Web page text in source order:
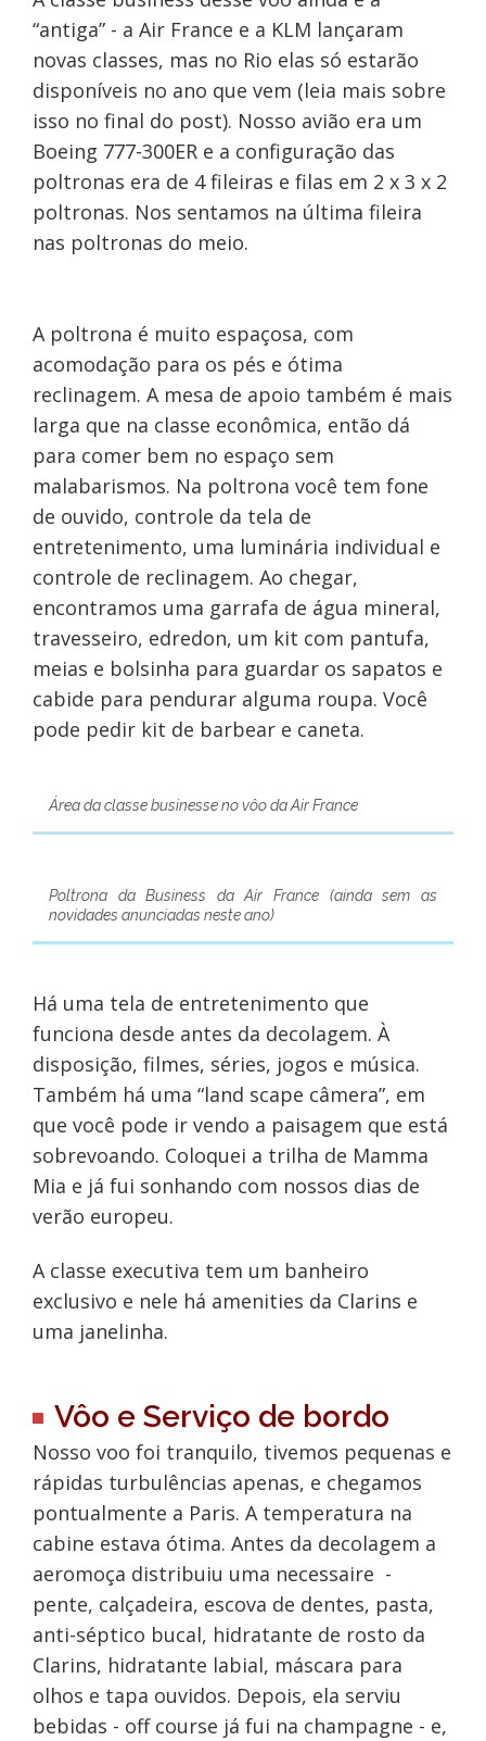
“antiga” - a Air France e a KLM lançaram
novas classes, mas no Rio elas só estarão
disponíveis no ano que vem (leia mais sobre
isso no final do post). Nosso avião era um
Boeing 777-300ER e a configuração das
poltronas era de 4 fileiras e filas em 2 x 3 x 2
poltronas. Nos sentamos na última fileira
nas poltronas do meio.
A poltrona é muito espaçosa, com
acomodação para os pés e ótima
reclinagem. A mesa de apoio também é mais
larga que na classe econômica, então dá
para comer bem no espaço sem
malabarismos. Na poltrona você tem fone
de ouvido, controle da tela de
entretenimento, uma luminária individual e
controle de reclinagem. Ao chegar,
encontramos uma garrafa de água mineral,
travesseiro, edredon, um kit com pantufa,
meias e bolsinha para guardar os sapatos e
cabide para pendurar alguma roupa. Você
pode pedir kit de barbear e caneta.
Área da classe businesse no vôo da Air France
Poltrona da Business da Air France (ainda sem as
novidades anunciadas neste ano)
Há uma tela de entretenimento que
funciona desde antes da decolagem. À
disposição, filmes, séries, jogos e música.
Também há uma “land scape câmera”, em
que você pode ir vendo a paisagem que está
sobrevoando. Coloquei a trilha de Mamma
Mia e já fui sonhando com nossos dias de
verão europeu.
A classe executiva tem um banheiro
exclusivo e nele há amenities da Clarins e
uma janelinha.
Vôo e Serviço de bordo
Nosso voo foi tranquilo, tivemos pequenas e
rápidas turbulências apenas, e chegamos
pontualmente a Paris. A temperatura na
cabine estava ótima. Antes da decolagem a
aeromoça distribuiu uma necessaire -
pente, calçadeira, escova de dentes, pasta,
anti-séptico bucal, hidratante de rosto da
Clarins, hidratante labial, máscara para
olhos e tapa ouvidos. Depois, ela serviu
bebidas - off course já fui na champagne - e,